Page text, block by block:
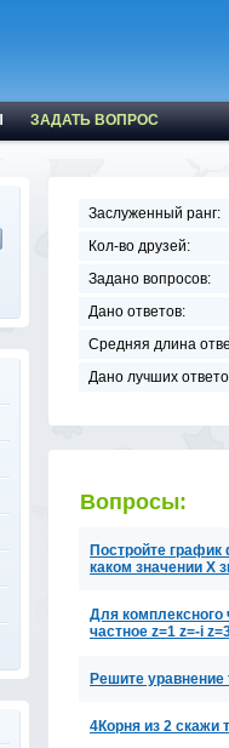
ЗАДАТЬ ВОПРОС
Заслуженный ранг:
Кол-во друзей:
Задано вопросов:
Дано ответов:
Средняя длина
Дано лучших
Вопросы:
Постройте
каком значении Х
Для комплексного
частное z=1 z=-i
Решите
4Корня из 2 скажи